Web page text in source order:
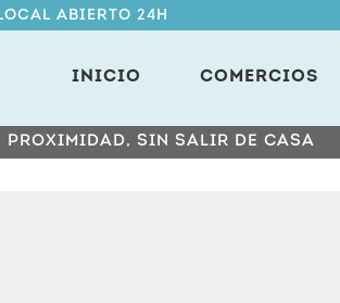
ABIERTO 24H
INICIO COMERCIOS
PROXIMIDAD, SIN SALIR DE CASA